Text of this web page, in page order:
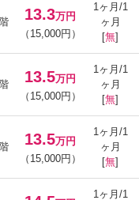
13.3万円
（15,000円）
1ヶ月/1
ヶ月
[無]
13.5万円
（15,000円）
1ヶ月/1
ヶ月
[無]
13.5万円
（15,000円）
1ヶ月/1
ヶ月
[無]
1ヶ月/1